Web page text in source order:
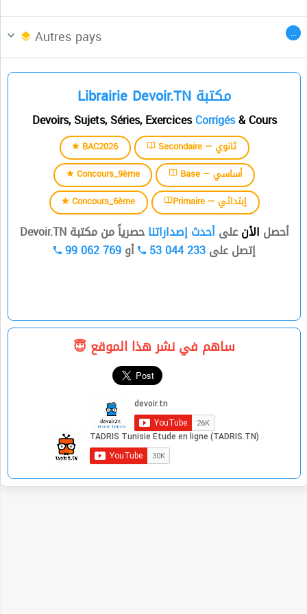
السنة الثانية
السنة الثالثة
السنة الرابعة
السنة الخامسة
السنة السادسة
Autres pays ...
Afrique du Nord
Librairie Devoir.TN مكتبة
Devoirs, Sujets, Séries, ExercicesCorrigés& Cours
BAC2026
Secondaire — ثانوي
Concours_9ème
Base — أساسي
Concours_6ème
Primaire — إبتدائي
أحصل الأنعلىأحدث إصداراتناحصرياً من مكتبة Devoir.TN
إتصل على53 044 233 أو99 062 769
ساهم في نشر هذا الموقع 😇